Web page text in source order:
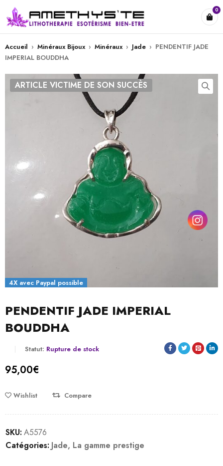
0
Accueil › Minéraux Bijoux › Minéraux › Jade › PENDENTIF JADE
IMPERIAL BOUDDHA
4X avec Paypal possible
ARTICLE VICTIME DE SON SUCCÈS
PENDENTIF JADE IMPERIAL
BOUDDHA
Statut: Rupture de stock
95,00€
Wishlist Compare
SKU: A5576
Catégories: Jade, La gamme prestige